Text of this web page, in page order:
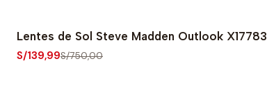
-81% OFF
Lentes de Sol Steve Madden Outlook X17783
S/139,99S/750,00